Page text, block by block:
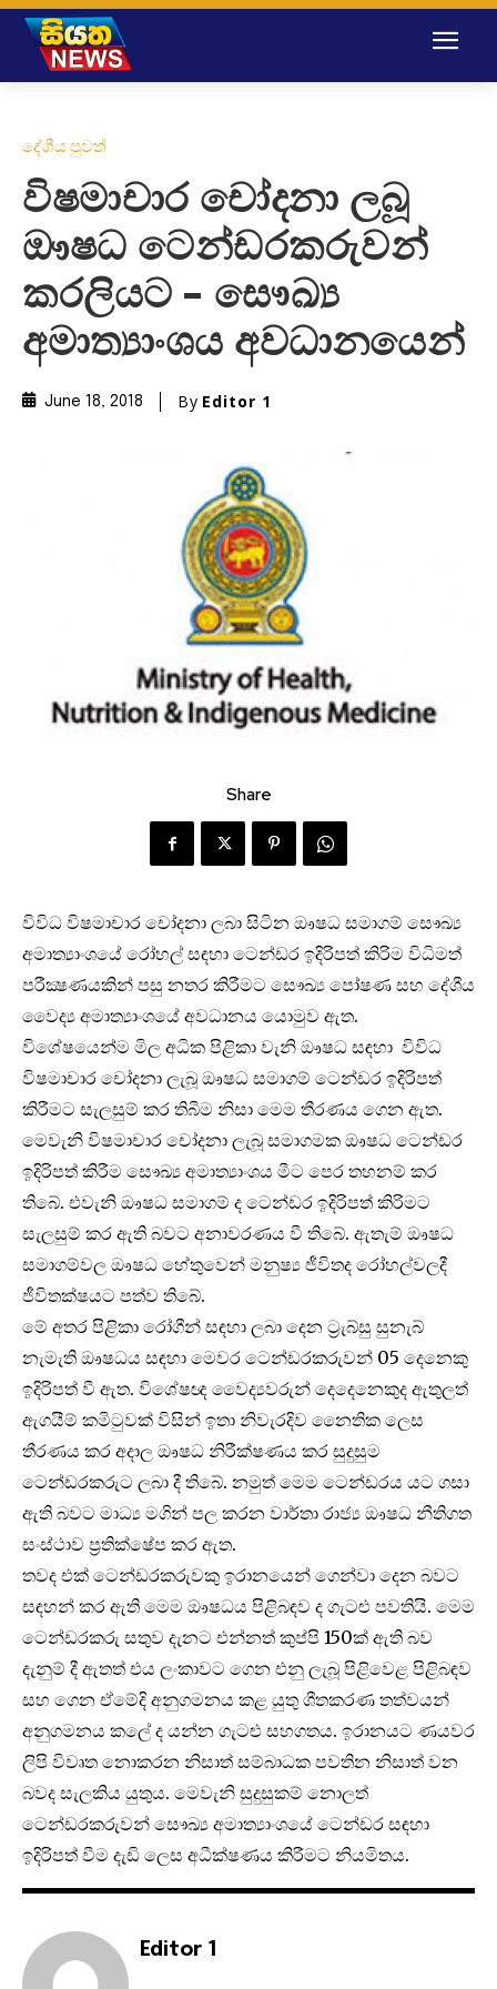
දේශීය පුවත්
විෂමාචාර චෝදනා ලබූ
ඖෂධ ටෙන්ඩරකරුවන්
කරලියට – සෞඛ්‍ය
අමාත්‍යාංශය අවධානයෙන්
June 18, 2018 By Editor 1
Share
විවිධ විෂමාචාර චෝදනා ලබා සිටින ඖෂධ සමාගම් සෞඛ්‍ය
අමාත්‍යාංශයේ රෝහල් සඳහා ටෙන්ඩර ඉදිරිපත් කිරිම විධිමත්
පරීක්‍ෂණයකින් පසු නතර කිරීමට සෞඛ්‍ය පෝෂණ සහ දේශීය
වෛද්‍ය අමාත්‍යාංශයේ අවධානය යොමුව ඇත.
විශේෂයෙන්ම මිල අධික පිළිකා වැනි ඖෂධ සඳහා විවිධ
විෂමාචාර චෝදනා ලැබූ ඖෂධ සමාගම් ටෙන්ඩර ඉදිරිපත්
කිරීමට සැලසුම් කර තිබීම නිසා මෙම තීරණය ගෙන ඇත.
මෙවැනි විෂමාචාර චෝදනා ලැබූ සමාගමක ඖෂධ ටෙන්ඩර
ඉදිරිපත් කිරීම සෞඛ්‍ය අමාත්‍යාංශය මීට පෙර තහනම් කර
තිබේ. එවැනි ඖෂධ සමාගම් ද ටෙන්ඩර ඉදිරිපත් කිරිමට
සැලසුම් කර ඇති බවට අනාවරණය වී තිබේ. ඇතැම් ඖෂධ
සමාගම්වල ඖෂධ හේතුවෙන් මනුෂ්‍ය ජීවිතද රෝහල්වලදී
ජීවිතක්ෂයට පත්ව තිබේ.
මේ අතර පිළිකා රෝගීන් සඳහා ලබා දෙන ට්‍රැබ්සු සුනැබ්
නැමැති ඖෂධය සඳහා මෙවර ටෙන්ඩරකරුවන් 05 දෙනෙකු
ඉදිරිපත් වී ඇත. විශේෂඥ වෛද්‍යවරුන් දෙදෙනෙකුද ඇතුලත්
ඇගයීම් කමිටුවක් විසින් ඉතා නිවැරදිව නෛතික ලෙස
තීරණය කර අදාල ඖෂධ නිරීක්ෂණය කර සුදුසුම
ටෙන්ඩරකරුට ලබා දී තිබේ. නමුත් මෙම ටෙන්ඩරය යට ගසා
ඇති බවට මාධ්‍ය මගින් පල කරන වාර්තා රාජ්‍ය ඖෂධ නීතිගත
සංස්ථාව ප්‍රතික්ෂේප කර ඇත.
තවද එක් ටෙන්ඩරකරුවකු ඉරානයෙන් ගෙන්වා දෙන බවට
සඳහන් කර ඇති මෙම ඖෂධය පිළිබඳව ද ගැටළු පවතියි. මෙම
ටෙන්ඩරකරු සතුව දැනට එන්නත් කුප්පි 150ක් ඇති බව
දැනුම් දී ඇතත් එය ලංකාවට ගෙන එනු ලැබූ පිළිවෙළ පිළිබඳව
සහ ගෙන ඒමේදි අනුගමනය කළ යුතු ශීතකරණ තත්වයන්
අනුගමනය කලේ ද යන්න ගැටළු සහගතය. ඉරානයට ණයවර
ලිපි විවෘත නොකරන නිසාත් සම්බාධක පවතින නිසාත් වන
බවද සැලකිය යුතුය. මෙවැනි සුදුසුකම් නොලත්
ටෙන්ඩරකරුවන් සෞඛ්‍ය අමාත්‍යාංශයේ ටෙන්ඩර සඳහා
ඉදිරිපත් වීම දැඩි ලෙස අධීක්ෂණය කිරීමට නියමිතය.
Editor 1